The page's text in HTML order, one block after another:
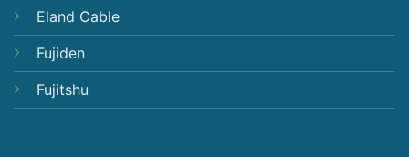
Eland Cable
Fujiden
Fujitshu